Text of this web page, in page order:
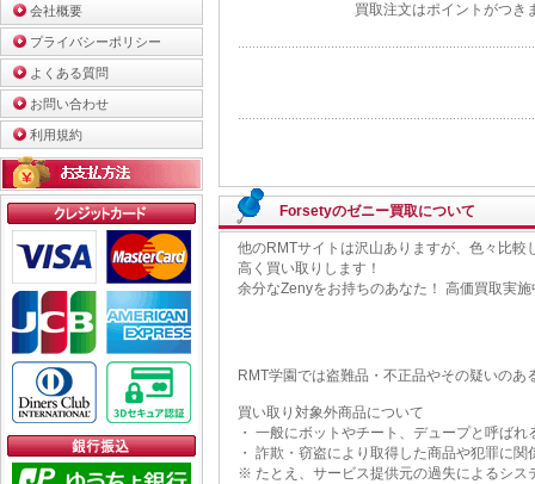
会社概要
プライバシーポリシー
よくある質問
お問い合わせ
利用規約
買取注文はポイントがつき
Forsetyのゼニー買取について
他のRMTサイトは沢山ありますが、色々比
高く買い取りします！
余分なZenyをお持ちのあなた！ 高価買取実
RMT学園では盗難品・不正品やその疑いのあ
買い取り対象外商品について
・ 一般にボットやチート、デュープと呼ば
・ 詐欺・窃盗により取得した商品や犯罪に関
※ たとえ、サービス提供元の過失によるシス